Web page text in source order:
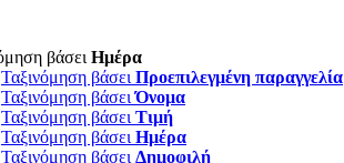
βάσει Ημέρα
Ταξινόμηση βάσει Προεπιλεγμένη παραγγελία
Ταξινόμηση βάσειΌνομα
Ταξινόμηση βάσει Τιμή
Ταξινόμηση βάσει Ημέρα
Ταξινόμηση βάσει Δημοφιλή